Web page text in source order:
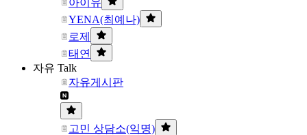
아이유
YENA(최예나)
로제
태연
자유 Talk
자유게시판
고민 상담소(익명)